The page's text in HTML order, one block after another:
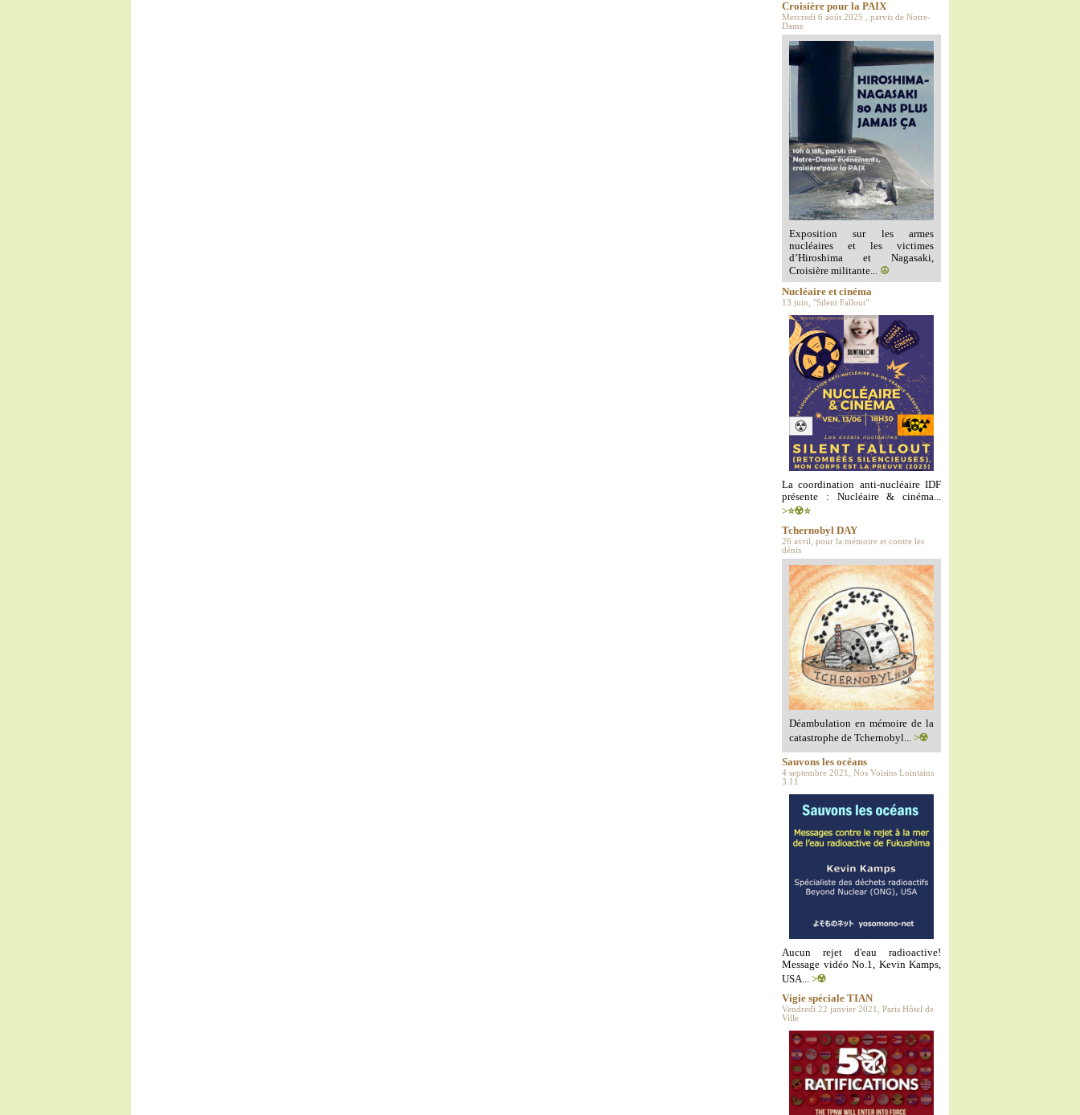
Croisière pour la PAIX
Mercredi 6 août 2025 , parvis de Notre-
Dame
Exposition sur les armes
nucléaires et les victimes
d’Hiroshima et Nagasaki,
Croisière militante... ☮️
Nucléaire et cinéma
13 juin, "Silent Fallout"
La coordination anti-nucléaire IDF
présente : Nucléaire & cinéma...
>⭐️☢️⭐️
Tchernobyl DAY
26 avril, pour la mémoire et contre les
dénis
Déambulation en mémoire de la
catastrophe de Tchernobyl... >☢️
Sauvons les océans
4 septembre 2021, Nos Voisins Lointains
3.11
Aucun rejet d'eau radioactive!
Message vidéo No.1, Kevin Kamps,
USA... >☢️
Vigie spéciale TIAN
Vendredi 22 janvier 2021, Paris Hôtel de
Ville